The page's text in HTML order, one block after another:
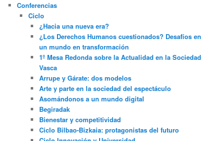
Conferencias
Ciclo
¿Hacia una nueva era?
¿Los Derechos Humanos cuestionados? Desafíos en
un mundo en transformación
1º Mesa Redonda sobre la Actualidad en la Sociedad
Vasca
Arrupe y Gárate: dos modelos
Arte y parte en la sociedad del espectáculo
Asomándonos a un mundo digital
Begiradak
Bienestar y competitividad
Ciclo Bilbao-Bizkaia: protagonistas del futuro